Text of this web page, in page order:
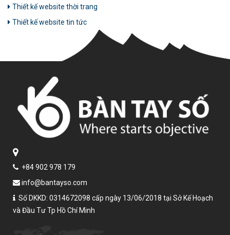
Thiết kế website thời trang
Thiết kế website tin tức
+84 902 978 179
info@bantayso.com
Số DKKD: 0314672098 cấp ngày 13/06/2018 tại Sở Kế Hoạch
và Đầu Tư Tp Hồ Chí Minh